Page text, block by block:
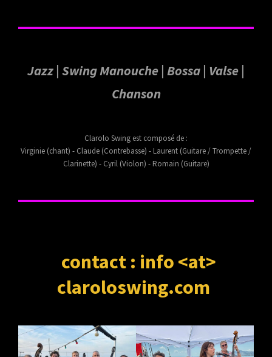
Jazz | Swing Manouche | Bossa | Valse |
Chanson
Clarolo Swing est composé de :
Virginie (chant) - Claude (Contrebasse) - Laurent (Guitare / Trompette /
Clarinette) - Cyril (Violon) - Romain (Guitare)
contact : info <at>
claroloswing.com